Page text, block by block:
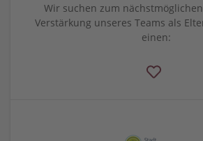
Wir suchen zum
Verstärkung unseres Teams als
einen: